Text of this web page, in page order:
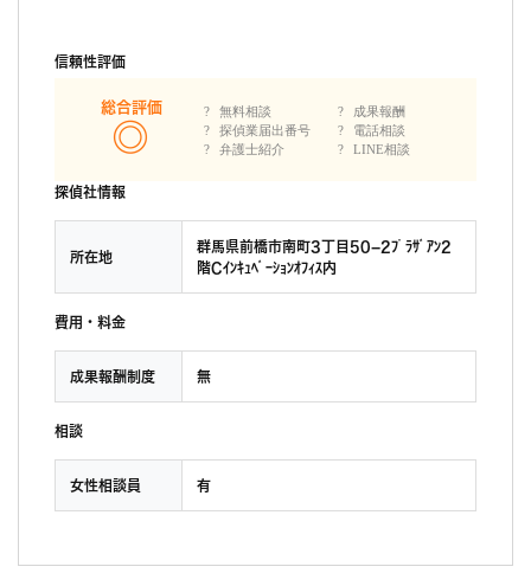
信頼性評価
総合評価
無料相談
探偵業届出番号
弁護士紹介
成果報酬
電話相談
LINE相談
探偵社情報
所在地
群馬県前橋市南町3丁目50−2ﾌﾟﾗｻﾞｱﾝ2
階Cｲﾝｷｭﾍﾞｰｼｮﾝｵﾌｨｽ内
費用・料金
成果報酬制度 無
相談
女性相談員 有